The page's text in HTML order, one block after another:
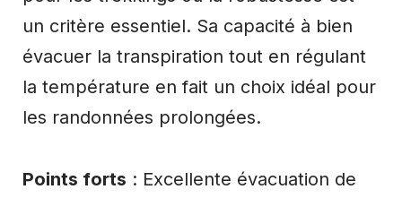
un critère essentiel. Sa capacité à bien
évacuer la transpiration tout en régulant
la température en fait un choix idéal pour
les randonnées prolongées.
Points forts : Excellente évacuation de